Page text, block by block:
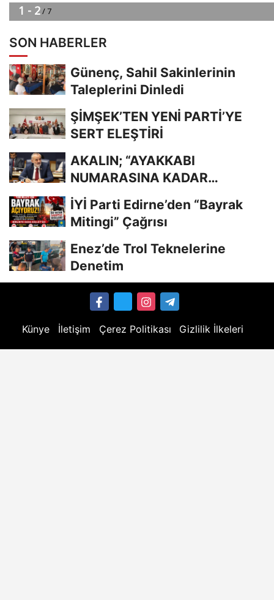
SON HABERLER
Günenç, Sahil Sakinlerinin
Taleplerini Dinledi
ŞİMŞEK’TEN YENİ PARTİ’YE
SERT ELEŞTİRİ
AKALIN; “AYAKKABI
NUMARASINA KADAR
BİLİYORDUNUZ, ADRESİNİ Mİ
UNUTTUNUZ?”
İYİ Parti Edirne’den “Bayrak
Mitingi” Çağrısı
Enez’de Trol Teknelerine
Denetim
Künye İletişim Çerez Politikası Gizlilik İlkeleri